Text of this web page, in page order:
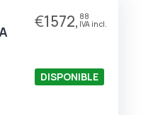
€1572, 88
DISPONIBLE